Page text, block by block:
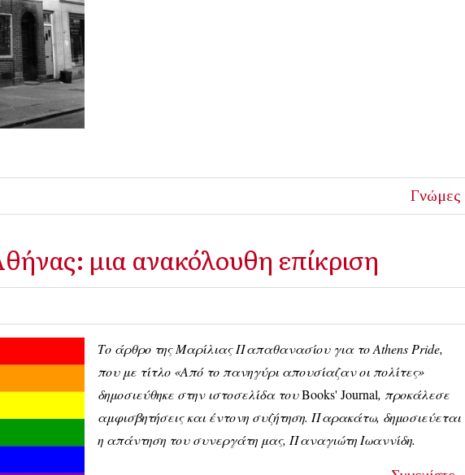
Γνώμες
μια ανακόλουθη επίκριση
Το άρθρο της Μαρίλιας Παπαθανασίου για το Athens Pride,
που με τίτλο «Από το πανηγύρι απουσίαζαν οι πολίτες»
δημοσιεύθηκε στην ιστοσελίδα τουBooks' Journal, προκάλεσε
αμφισβητήσεις και έντονη συζήτηση. Παρακάτω, δημοσιεύεται
η απάντηση του συνεργάτη μας, Παναγιώτη Ιωαννίδη.